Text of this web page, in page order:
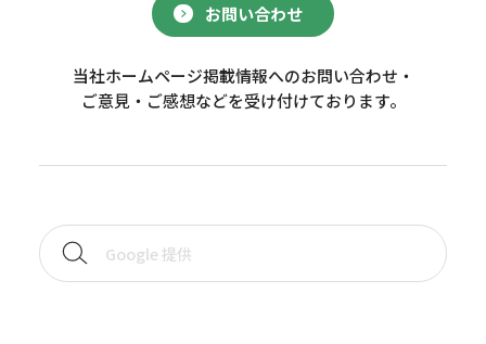
お問い合わせ
当社ホームページ掲載情報へのお問い合わせ・
ご意見・ご感想などを受け付けております。